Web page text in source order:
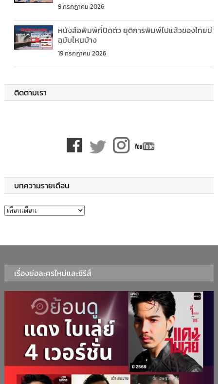
9 กรกฎาคม 2026
หนังสือพิมพ์ที่ปิดตัว ยุติการพิมพ์ไปแล้วของไทยมี
ฉบับไหนบ้าง
19 กรกฎาคม 2026
ติดตามเรา
บทความรายเดือน
บทความรายเดือน
เรื่องย่อละครใหม่และซีรีส์